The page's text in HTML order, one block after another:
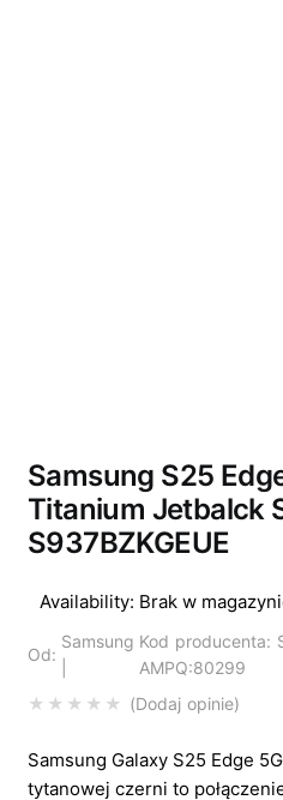
Samsung S25
Titanium Jetbalck
S937BZKGEUE
Dodaj opinie
Availability: Brak w
Od:
Samsung Kod producenta:
AMPQ:80299
Samsung Galaxy S25 Edge
tytanowej czerni to